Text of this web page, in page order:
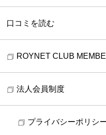
口コミを読む
ROYNET CLUB
法人会員制度
プライバシーポリシ